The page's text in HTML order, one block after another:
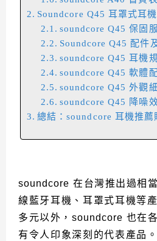
Soundcore Q45 耳罩式耳
soundcore Q45 保固
Soundcore Q45 配件
soundcore Q45 耳機
soundcore Q45 軟體
soundcore Q45 外觀
soundcore Q45 降噪
總結：soundcore 耳機推薦
soundcore 在台灣推出過相
線藍牙耳機、耳罩式耳機等
多元以外，soundcore 也在
有令人印象深刻的代表產品